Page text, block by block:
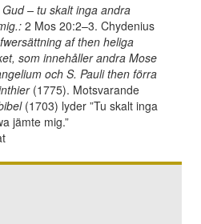
– tu skalt inga andra
2 Mos 20:2–3. Chydenius
af then heliga
som innehåller andra Mose
och S. Pauli then förra
(1775). Motsvarande
(1703) lyder ”Tu skalt inga
jämte mig.”